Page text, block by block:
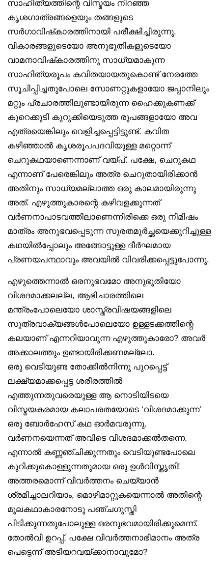
സാഹിത്യത്തിന്റെ വിസ്മയം നിറഞ്ഞ
കൃശഗാത്രങ്ങളെയും തങ്ങളുടെ
സർഗാവിഷ്‌കാരത്തിനായി പരീക്ഷിച്ചിരുന്നു.
വികാരങ്ങളുടെയോ അനുഭൂതികളുടെയോ
വാമനാവിഷ്‌കാരത്തിനു സാധ്യമാകുന്ന
സാഹിത്യരൂപം കവിതയായതുകൊണ്ട് നേരത്തേ
സൂചിപ്പിച്ചതുപോലെ സോണറ്റുകളായോ ജപ്പാനിലും
മറ്റും പ്രചാരത്തിലുണ്ടായിരുന്ന ഹൈക്കുകണക്ക്
കുറെക്കൂടി കുറുക്കിയെടുത്ത രൂപങ്ങളായോ അവ
എത്രയെങ്കിലും വെളിച്ചപ്പെട്ടിട്ടുണ്ട്. കവിത
കഴിഞ്ഞാൽ കൃശരൂപപദവിയുള്ള മറ്റൊന്ന്
ചെറുകഥയാണെന്നാണ് വയ്പ്. പക്ഷേ, ചെറുകഥ
എന്നാണ് പേരെങ്കിലും അത്ര ചെറുതായിരിക്കാൻ
അതിനും സാധ്യമല്ലാത്ത ഒരു കാലമായിരുന്നു
അത്. എഴുത്തുകാരന്റെ കഴിവളക്കുന്നത്
വർണനാപാടവത്തിലാണെന്നിരിക്കെ ഒരു നിമിഷം
മാത്രം അനുഭവപ്പെടുന്ന സുരതമൂർച്ഛയെക്കുറിച്ചുള്ള
കഥയിൽപ്പോലും അങ്ങോട്ടുള്ള ദീർഘമായ
പ്രണയപന്ഥാവും അവയിൽ വിവരിക്കപ്പെട്ടുപോന്നു.
എഴുത്തെന്നാൽ ഒരനുഭവമോ അനുഭൂതിയോ
വിശദമാക്കലല്ല, ആഭിചാരത്തിലെ
മന്ത്രംപോലെയോ ശാസ്ത്രവിഷയങ്ങളിലെ
സൂത്രവാക്യങ്ങൾപോലെയോ ഉള്ളടക്കത്തിന്റെ
കലയാണ് എന്നറിയാവുന്ന എഴുത്തുകാരോ? അവർ
അക്കാലത്തും ഉണ്ടായിരിക്കണമല്ലോ.
ഒരു വെടിയുണ്ട തോക്കിൽനിന്നു പുറപ്പെട്ട്
ലക്ഷ്യമാക്കപ്പെട്ട ശരീരത്തിൽ
എത്തുന്നതുവരെയുള്ള ആ നൊടിയിടയെ
വിസ്മയകരമായ കലാപരതയോടെ ‘വിശദമാക്കുന്ന’
ഒരു ബോർഹേസ് കഥ ഓർമവരുന്നു.
വർണനയെന്നത് അവിടെ വിശദമാക്കൽതന്നെ.
എന്നാൽ കണ്ണഞ്ചിക്കുന്നതും വെടിയുണ്ടപോലെ
കുറിക്കുകൊള്ളുന്നതുമായ ഒരു ഉൾവിസ്തൃതി!
അത്തരമൊന്ന് വിവർത്തനം ചെയ്യാൻ
ശ്രമിച്ചാലറിയാം, മൊഴിമാറ്റുകയെന്നാൽ അതിന്റെ
മൂലകഥാകാരനോടു പഞ്ചഗുസ്തി
പിടിക്കുന്നതുപോലുള്ള ഒരനുഭവമായിരിക്കുമെന്ന്.
തോൽവി ഉറപ്പ്, പക്ഷേ വിവർത്തനാഭിമാനം അത്ര
പെട്ടെന്ന് അടിയറവയ്ക്കാനാവുമോ?